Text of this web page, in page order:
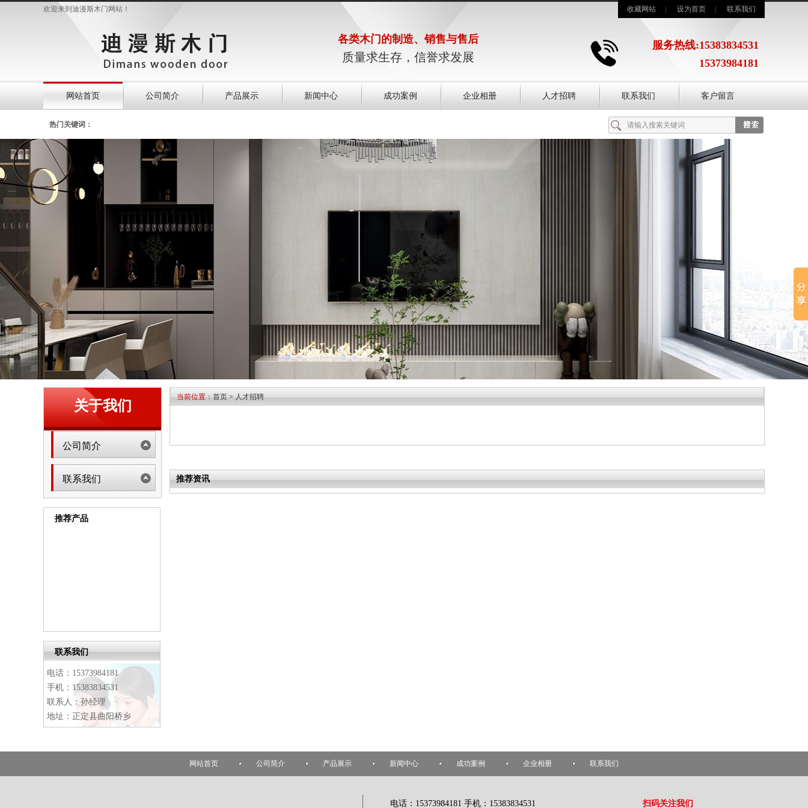
收藏网站 设为首页 联系我们
欢迎来到迪漫斯木门网站！
各类木门的制造、销售与售后
质量求生存，信誉求发展
服务热线:15383834531
15373984181
网站首页 公司简介 产品展示 新闻中心 成功案例 企业相册 人才招聘 联系我们 客户留言
热门关键词：
关于我们
公司简介
联系我们
推荐产品
联系我们
电话：15373984181
手机：15383834531
联系人：孙经理
地址：正定县曲阳桥乡
当前位置：首页>人才招聘
推荐资讯
网站首页 公司简介 产品展示 新闻中心 成功案例 企业相册 联系我们
电话：15373984181 手机：15383834531 扫码关注我们